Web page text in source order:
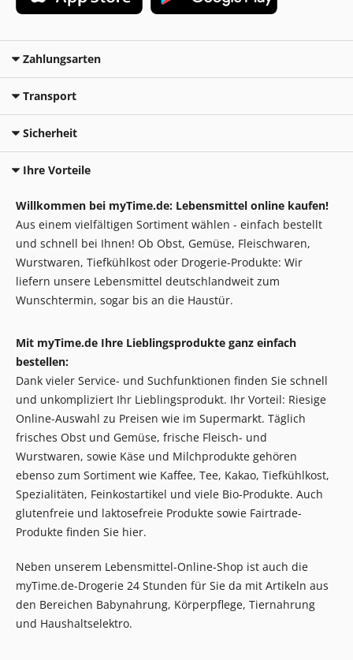
Zahlungsarten
Transport
Sicherheit
Ihre Vorteile
Willkommen bei myTime.de: Lebensmittel online kaufen!
Aus einem vielfältigen Sortiment wählen - einfach bestellt
und schnell bei Ihnen! Ob Obst, Gemüse, Fleischwaren,
Wurstwaren, Tiefkühlkost oder Drogerie-Produkte: Wir
liefern unsere Lebensmittel deutschlandweit zum
Wunschtermin, sogar bis an die Haustür.
Mit myTime.de Ihre Lieblingsprodukte ganz einfach
bestellen:
Dank vieler Service- und Suchfunktionen finden Sie schnell
und unkompliziert Ihr Lieblingsprodukt. Ihr Vorteil: Riesige
Online-Auswahl zu Preisen wie im Supermarkt. Täglich
frisches Obst und Gemüse, frische Fleisch- und
Wurstwaren, sowie Käse und Milchprodukte gehören
ebenso zum Sortiment wie Kaffee, Tee, Kakao, Tiefkühlkost,
Spezialitäten, Feinkostartikel und viele Bio-Produkte. Auch
glutenfreie und laktosefreie Produkte sowie Fairtrade-
Produkte finden Sie hier.
Neben unserem Lebensmittel-Online-Shop ist auch die
myTime.de-Drogerie 24 Stunden für Sie da mit Artikeln aus
den Bereichen Babynahrung, Körperpflege, Tiernahrung
und Haushaltselektro.